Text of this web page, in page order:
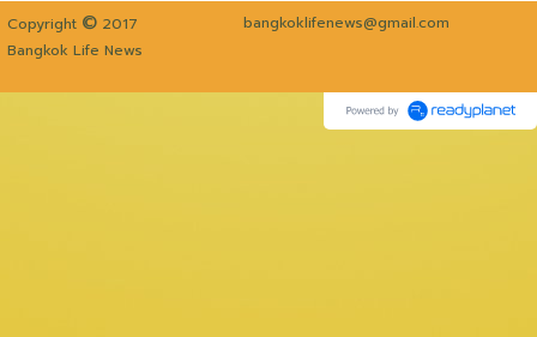
Copyright © 2017
bangkoklifenews@gmail.com
Bangkok Life News